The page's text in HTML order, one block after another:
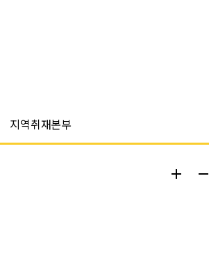
지역취재본부
add remove